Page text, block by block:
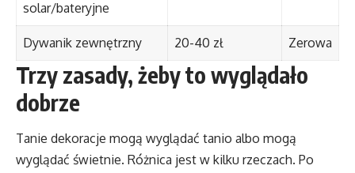
solar/bateryjne
Dywanik zewnętrzny 20-40 zł Zerowa
Trzy zasady, żeby to wyglądało
dobrze
Tanie dekoracje mogą wyglądać tanio albo mogą
wyglądać świetnie. Różnica jest w kilku rzeczach. Po